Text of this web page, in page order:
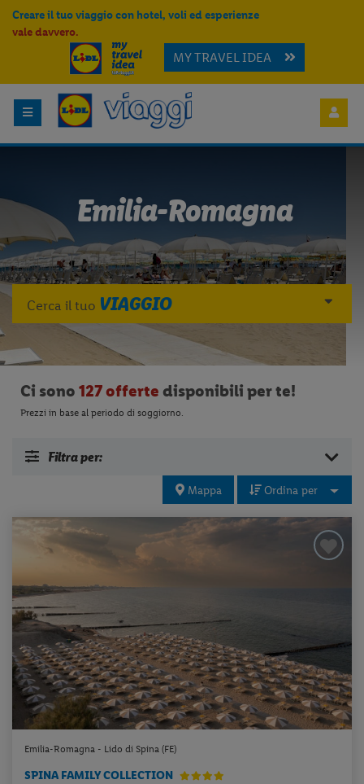
Creare il tuo viaggio con hotel, voli ed esperienze
vale davvero.
MY TRAVEL IDEA
Emilia-Romagna
Cerca il tuo VIAGGIO
Ci sono127 offerte disponibili per te!
Prezzi in base al periodo di soggiorno.
Filtra per:
Mappa Ordina per
Emilia-Romagna - Lido di Spina (FE)
SPINA FAMILY COLLECTION